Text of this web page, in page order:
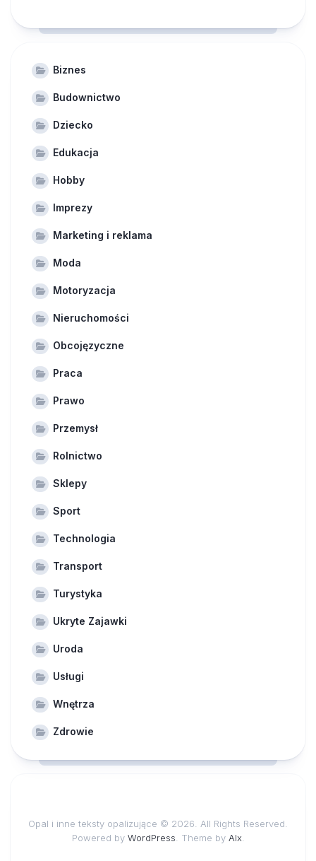
Biznes
Budownictwo
Dziecko
Edukacja
Hobby
Imprezy
Marketing i reklama
Moda
Motoryzacja
Nieruchomości
Obcojęzyczne
Praca
Prawo
Przemysł
Rolnictwo
Sklepy
Sport
Technologia
Transport
Turystyka
Ukryte Zajawki
Uroda
Usługi
Wnętrza
Zdrowie
Opal i inne teksty opalizujące © 2026. All Rights Reserved.
Powered by WordPress . Theme by Alx